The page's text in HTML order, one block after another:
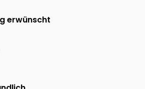
erwünscht